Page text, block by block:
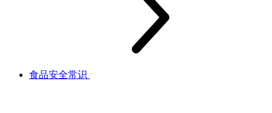
食品安全常识